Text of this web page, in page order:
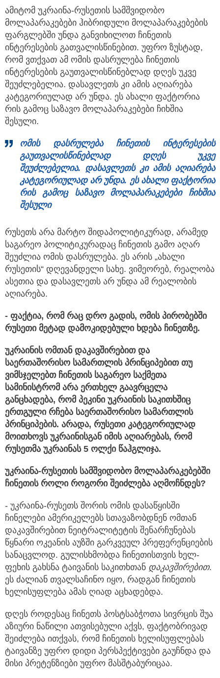
ამიტომ უკრაინა-რუსეთის სამშვიდობო
მოლაპარაკებები ჰიბრიდული მოლაპარაკებების
ფარგლებში უნდა განვიხილოთ ჩინეთის
ინტერესების გათვალისწინებით. უფრო ზუსტად,
რომ ვთქვათ ამ ომის დასრულება ჩინეთის
ინტერესების გაუთვალისწინებლად დღეს უკვე
შეუძლებელია. დასავლეთს კი ამის აღიარება
კატეგორიულად არ უნდა. ეს ახალი ფაქტორია
რის გამოც საზავო მოლაპარაკებები ჩიხშია
შესული.
ომის დასრულება ჩინეთის ინტერესების
გაუთვალისწინებლად დღეს უკვე
შეუძლებელია. დასავლეთს კი ამის აღიარება
კატეგორიულად არ უნდა. ეს ახალი ფაქტორია
რის გამოც საზავო მოლაპარაკებები ჩიხშია
შესული
რუსეთს არა მარტო შიდაპოლიტიკურად, არამედ
საგარეო პოლიტიკურადაც ჩინეთის გამო აღარ
შეუძლია ომის დასრულება. ეს არის „ახალი
რუსეთის“ დღევანდელი სახე. ვიმეორებ, რეალობა
ასეთია და დასავლეთს არ უნდა ამ რეალობის
აღიარება.
- ფაქტია, რომ რაც დრო გადის, ომის პირობებში
რუსეთი მეტად დამოკიდებული ხდება ჩინეთზე.
უკრაინის ომთან დაკავშირებით და
საერთაშორისო სამართლის პრინციპებით თუ
ვიმსჯელებთ ჩინეთის საგარეო საქმეთა
სამინისტრომ არა ერთხელ გაავრცელა
განცხადება, რომ პეკინი უკრაინის საკითხშიც
ერთგული რჩება საერთაშორისო სამართლის
პრინციპების. არადა, რუსეთი კატეგორიულად
მოითხოვს უკრაინისგან იმის აღიარებას, რომ
რუსეთმა უკრაინას 5 ოლქი წაჰგლიჯა.
უკრაინა-რუსეთის სამშვიდობო მოლაპარაკებებში
ჩინეთის როლი როგორი შეიძლება აღმოჩნდეს?
- უკრაინა-რუსეთს შორის ომის დასაწყისში
ჩინელები ამერიკელებს სთავაზობდნენ ომთან
დაკავშირებით ნეიტრალიტეტის შენარჩუნებას
წყნარი ოკეანის აუზში გარკვეულ პრეფერენციების
სანაცვლოდ. გულისხმობდა ჩინეთისთვის ხელ-
ფეხის გახსნა ტაივანის საკითხთან დაკავშირებით.
ეს ძალიან თვალსაჩინო იყო, რადგან ჩინეთის
ხელისუფლება ამას ღიად აცხადებდა.
დღეს როდესაც ჩინეთს პოსტსაბჭოთა სივრცის შუა
აზიური ნაწილი ათვისებული აქვს, ფაქტობრივად
შეიძლება ითქვას, რომ ჩინეთის ხელისუფლებას
ტაივანზე უფრო დიდი პერსპექტივები გაუჩნდა და
მისი პრეტენზიები უფრო მასშტაბურიცაა.